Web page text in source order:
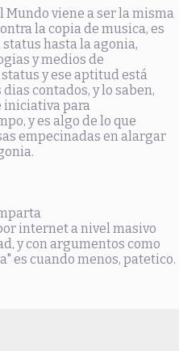
Mundo viene a ser la misma
la copia de musica, es
hasta la agonia,
y medios de
y ese aptitud está
contados, y lo saben,
iniciativa para
y es algo de lo que
empecinadas en alargar
internet a nivel masivo
y con argumentos como
es cuando menos, patetico.